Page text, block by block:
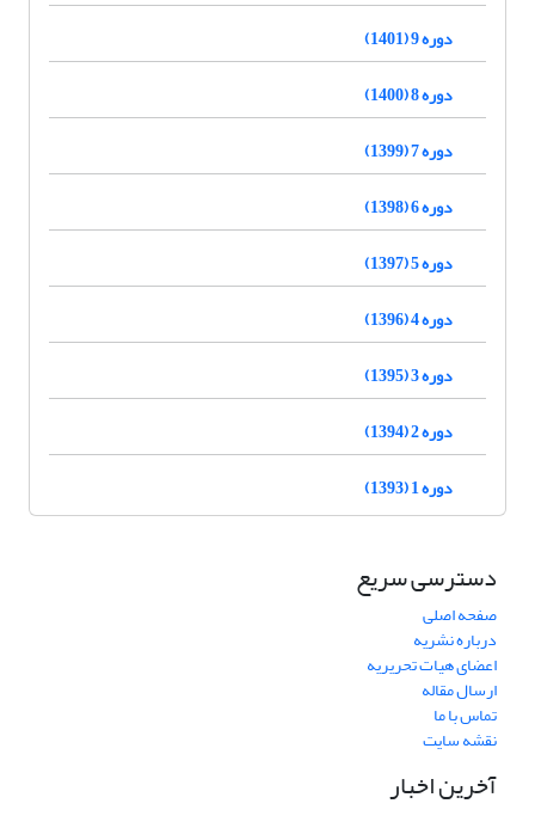
دوره 9 (1401)
دوره 8 (1400)
دوره 7 (1399)
دوره 6 (1398)
دوره 5 (1397)
دوره 4 (1396)
دوره 3 (1395)
دوره 2 (1394)
دوره 1 (1393)
دسترسی سریع
صفحه اصلی
درباره نشریه
اعضای هیات تحریریه
ارسال مقاله
تماس با ما
نقشه سایت
آخرین اخبار